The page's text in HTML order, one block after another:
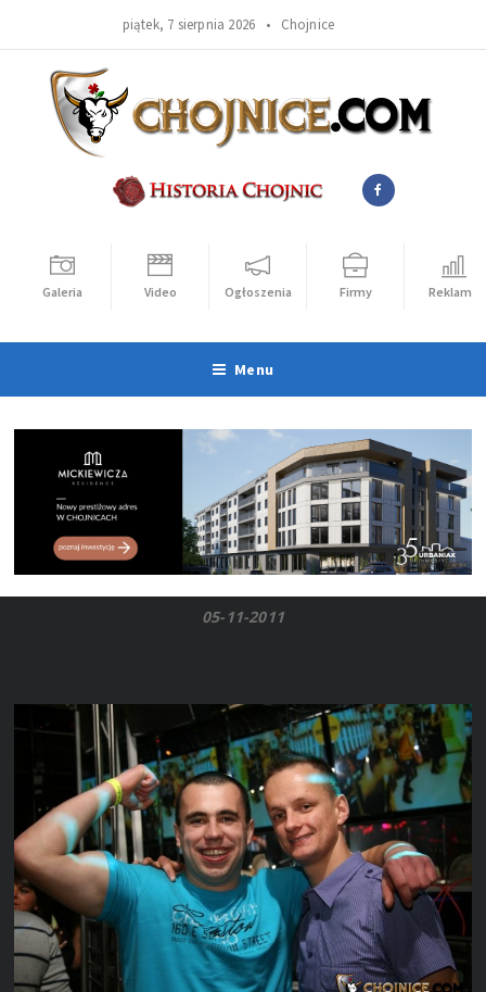
piątek, 7 sierpnia 2026 • Chojnice
Galeria Video Ogłoszenia Firmy Reklama
Menu
05-11-2011